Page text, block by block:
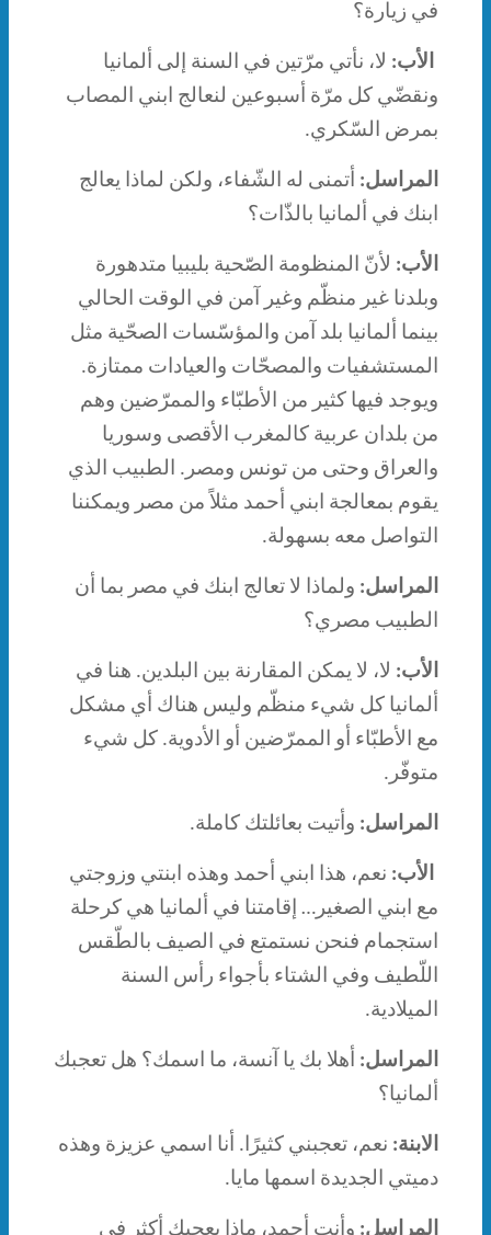
في زيارة؟
الأب: لا، نأتي مرّتين في السنة إلى ألمانيا
ونقضّي كل مرّة أسبوعين لنعالج ابني المصاب
بمرض السّكري.
المراسل: أتمنى له الشّفاء، ولكن لماذا يعالج
ابنك في ألمانيا بالذّات؟
الأب: لأنّ المنظومة الصّحية بليبيا متدهورة
وبلدنا غير منظّم وغير آمن في الوقت الحالي
بينما ألمانيا بلد آمن والمؤسّسات الصحّية مثل
المستشفيات والمصحّات والعيادات ممتازة.
ويوجد فيها كثير من الأطبّاء والممرّضين وهم
من بلدان عربية كالمغرب الأقصى وسوريا
والعراق وحتى من تونس ومصر. الطبيب الذي
يقوم بمعالجة ابني أحمد مثلاً من مصر ويمكننا
التواصل معه بسهولة.
المراسل: ولماذا لا تعالج ابنك في مصر بما أن
الطبيب مصري؟
الأب: لا، لا يمكن المقارنة بين البلدين. هنا في
ألمانيا كل شيء منظّم وليس هناك أي مشكل
مع الأطبّاء أو الممرّضين أو الأدوية. كل شيء
متوفّر.
المراسل: وأتيت بعائلتك كاملة.
الأب: نعم، هذا ابني أحمد وهذه ابنتي وزوجتي
مع ابني الصغير… إقامتنا في ألمانيا هي كرحلة
استجمام فنحن نستمتع في الصيف بالطّقس
اللّطيف وفي الشتاء بأجواء رأس السنة
الميلادية.
المراسل: أهلا بك يا آنسة، ما اسمك؟ هل تعجبك
ألمانيا؟
الابنة: نعم، تعجبني كثيرًا. أنا اسمي عزيزة وهذه
دميتي الجديدة اسمها مايا.
المراسل: وأنت أحمد، ماذا يعجبك أكثر في